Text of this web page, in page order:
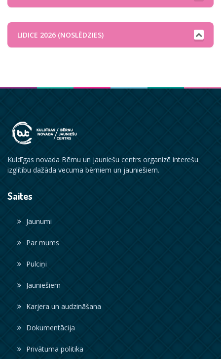
LIDICE 2026 (NOSLĒDZIES)
Kuldīgas novada Bērnu un jauniešu centrs organizē interešu
izglītību dažāda vecuma bērniem un jauniešiem.
Saites
Jaunumi
Par mums
Pulciņi
Jauniešiem
Karjera un audzināšana
Dokumentācija
Privātuma politika